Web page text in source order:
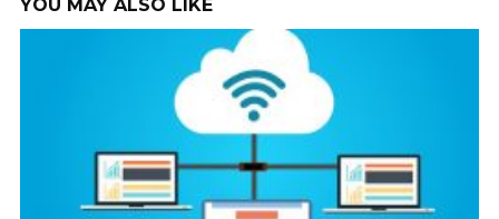
YOU MAY ALSO LIKE